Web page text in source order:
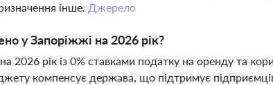
інше. Джерело
у Запоріжжі на 2026 рік?
2026 рік із 0% ставками податку на оренду та
компенсує держава, що підтримує